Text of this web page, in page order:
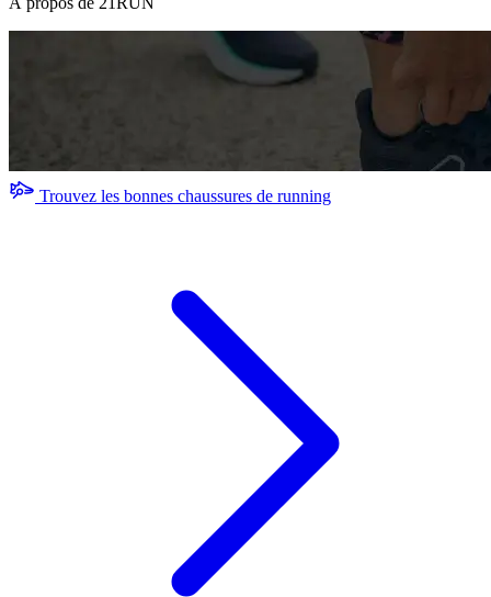
Trouvez les bonnes chaussures de running